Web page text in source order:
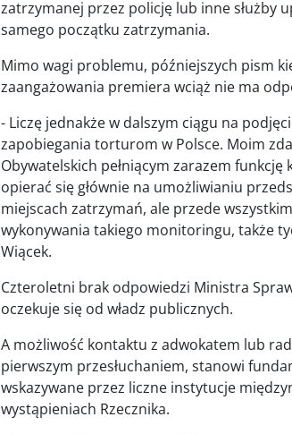
zatrzymanej przez policję lub inne służby
samego początku zatrzymania.
Mimo wagi problemu, późniejszych pism
zaangażowania premiera wciąż nie ma
- Liczę jednakże w dalszym ciągu na
zapobiegania torturom w Polsce. Moim
Obywatelskich pełniącym zarazem
opierać się głównie na umożliwianiu
miejscach zatrzymań, ale przede
wykonywania takiego monitoringu, także
Wiącek.
Czteroletni brak odpowiedzi Ministra
oczekuje się od władz publicznych.
A możliwość kontaktu z adwokatem lub
pierwszym przesłuchaniem, stanowi
wskazywane przez liczne instytucje
wystąpieniach Rzecznika.